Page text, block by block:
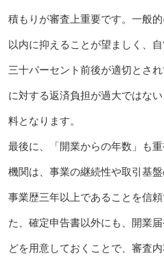
積もりが審査上重要です。一般
以内に抑えることが望ましく、
三十パーセント前後が適切とさ
に対する返済負担が過大ではな
料となります。
最後に、「開業からの年数」も
機関は、事業の継続性や取引基
事業歴三年以上であることを信
た、確定申告書以外にも、開業
どを用意しておくことで、審査内